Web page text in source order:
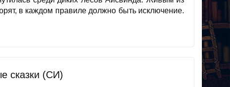
в каждом правиле должно быть исключение.
сказки (СИ)